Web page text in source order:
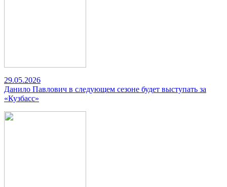
29.05.2026
Данило Павлович в следующем сезоне будет выступать за
«Кузбасс»